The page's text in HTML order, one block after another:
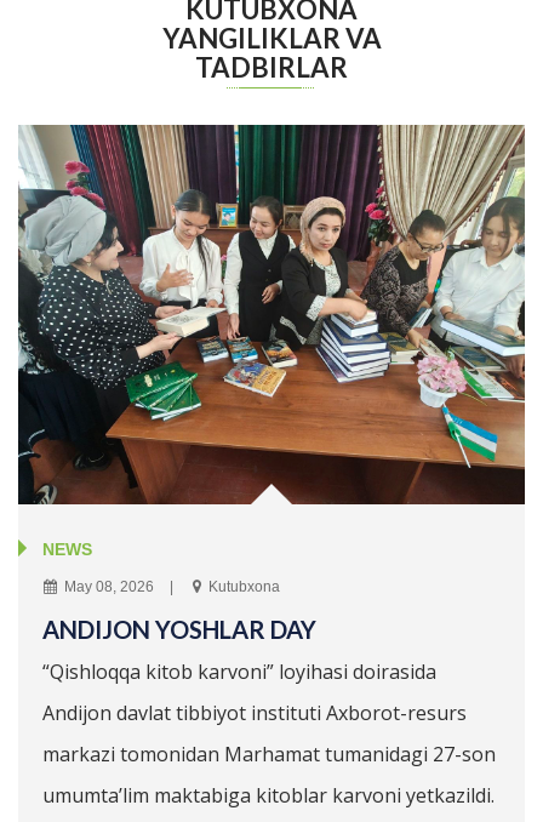
KUTUBXONA
YANGILIKLAR VA
TADBIRLAR
NEWS
May 08, 2026 Kutubxona
ANDIJON YOSHLAR DAY
“Qishloqqa kitob karvoni” loyihasi doirasida
Andijon davlat tibbiyot instituti Axborot-resurs
markazi tomonidan Marhamat tumanidagi 27-son
umumta’lim maktabiga kitoblar karvoni yetkazildi.